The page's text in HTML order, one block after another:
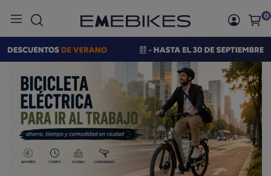
0
Inicio Blog Home